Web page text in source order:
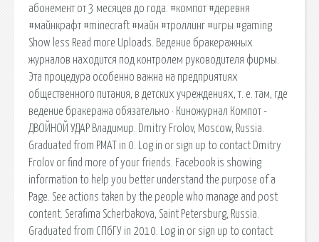
абонемент от 3 месяцев до года. #компот #деревня
#майнкрафт #minecraft #майн #троллинг #игры #gaming
Show less Read more Uploads. Ведение бракеражных
журналов находится под контролем руководителя фирмы.
Эта процедура особенно важна на предприятиях
общественного питания, в детских учреждениях, т. е. там, где
ведение бракеража обязательно · Киножурнал Компот -
ДВОЙНОЙ УДАР Владимир. Dmitry Frolov, Moscow, Russia.
Graduated from РМАТ in 0. Log in or sign up to contact Dmitry
Frolov or find more of your friends. Facebook is showing
information to help you better understand the purpose of a
Page. See actions taken by the people who manage and post
content. Serafima Scherbakova, Saint Petersburg, Russia.
Graduated from СПбГУ in 2010. Log in or sign up to contact